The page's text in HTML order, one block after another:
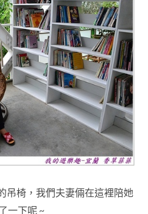
吊椅，我們夫妻倆在這裡陪她
一下呢 ~